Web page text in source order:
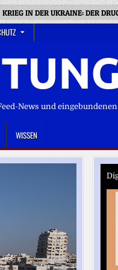
KRIEG IN DER UKRAINE: DER
News und
WISSEN